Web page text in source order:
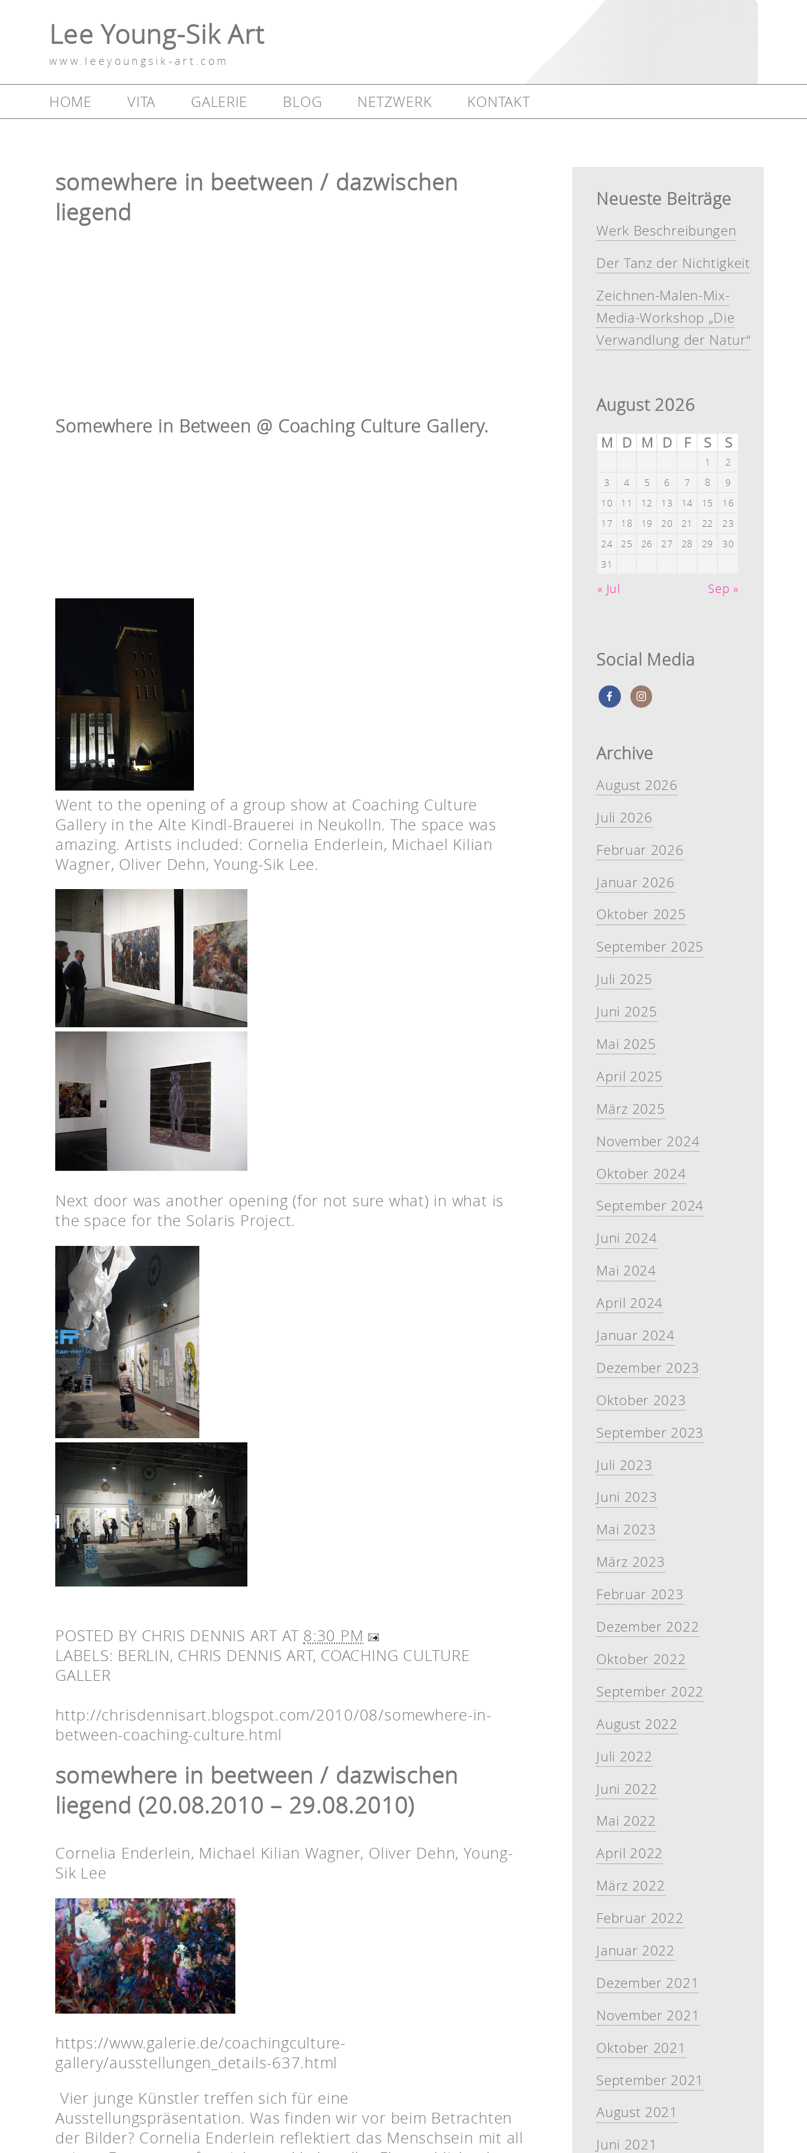
Lee Young-Sik Art
www.leeyoungsik-art.com
HOME VITA GALERIE BLOG NETZWERK KONTAKT
somewhere in beetween / dazwischen
liegend
Somewhere in Between @ Coaching Culture Gallery.
Went to the opening of a group show at Coaching Culture
Gallery in the Alte Kindl-Brauerei in Neukolln. The space was
amazing. Artists included: Cornelia Enderlein, Michael Kilian
Wagner, Oliver Dehn, Young-Sik Lee.
Next door was another opening (for not sure what) in what is
the space for the Solaris Project.
POSTED BY CHRIS DENNIS ART AT 8:30 PM
LABELS: BERLIN, CHRIS DENNIS ART, COACHING CULTURE
GALLER
http://chrisdennisart.blogspot.com/2010/08/somewhere-in-
between-coaching-culture.html
somewhere in beetween / dazwischen
liegend (20.08.2010 – 29.08.2010)
Cornelia Enderlein, Michael Kilian Wagner, Oliver Dehn, Young-
Sik Lee
https://www.galerie.de/coachingculture-
gallery/ausstellungen_details-637.html
Vier junge Künstler treffen sich für eine
Ausstellungspräsentation. Was finden wir vor beim Betrachten
der Bilder? Cornelia Enderlein reflektiert das Menschsein mit all
Neueste Beiträge
Werk Beschreibungen
Der Tanz der Nichtigkeit
Zeichnen-Malen-Mix-
Media-Workshop „Die
Verwandlung der Natur“
August 2026
M D M D F S S
« Jul Sep »
1
2
3
4 5 6 7 8
9
10
11 12 13 14 15
16
17
18 19 20 21 22
23
24
25 26 27 28 29
30
31
Social Media
Archive
August 2026
Juli 2026
Februar 2026
Januar 2026
Oktober 2025
September 2025
Juli 2025
Juni 2025
Mai 2025
April 2025
März 2025
November 2024
Oktober 2024
September 2024
Juni 2024
Mai 2024
April 2024
Januar 2024
Dezember 2023
Oktober 2023
September 2023
Juli 2023
Juni 2023
Mai 2023
März 2023
Februar 2023
Dezember 2022
Oktober 2022
September 2022
August 2022
Juli 2022
Juni 2022
Mai 2022
April 2022
März 2022
Februar 2022
Januar 2022
Dezember 2021
November 2021
Oktober 2021
September 2021
August 2021
Juni 2021